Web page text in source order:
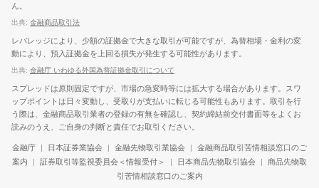
ん。
出典: 金融商品取引法
レバレッジにより、少額の証拠金で大きな取引が可能ですが、為替相場・金利の変
動により、預入証拠金を上回る損失が発生する可能性があります。
出典: 金融庁 いわゆる外国為替証拠金取引について
スプレッドは原則固定ですが、市場の急変時等には拡大する場合があります。スワ
ップポイントは日々変動し、受取りが支払いに転じる可能性もあります。取引を行
う際は、金融商品取引業者の登録の有無を確認し、契約締結前交付書面等をよくお
読みのうえ、ご自身の判断と責任でお取引ください。
金融庁 | 日本証券業協会 | 金融先物取引業協会 |
金融商品取引苦情相談窓口のご
案内
| 証券取引等監視委員会＜情報受付＞ | 日本商品先物取引協会 |
商品先物取
引苦情相談窓口のご案内